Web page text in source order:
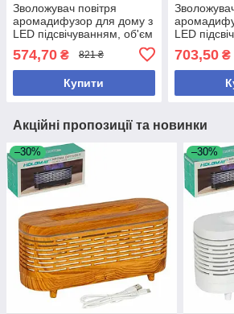
Зволожувач повітря
аромадифузор для дому з
LED підсвічуванням, об'єм
автовідключенням
574,70 ₴ 821 ₴
Купити
LED
703,50₴
Акційні пропозиції та новинки
–30% –30%